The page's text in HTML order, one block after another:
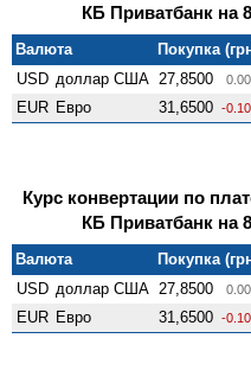
КБ Приватбанк на
Валюта Покупка
USD доллар США 27,8500
EUR Евро 31,6500 -
Курс конвертации по
КБ Приватбанк на
Валюта Покупка
USD доллар США 27,8500
EUR Евро 31,6500 -